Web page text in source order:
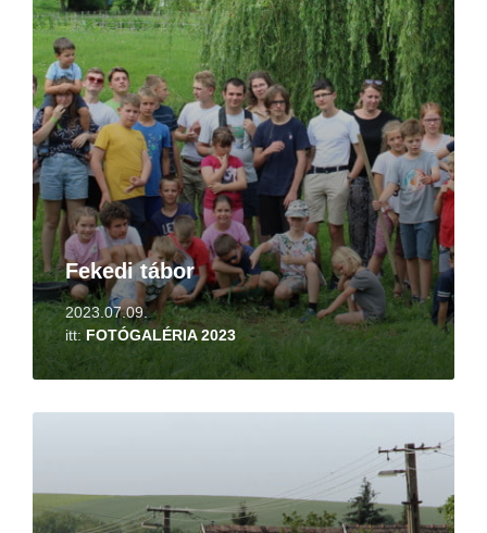
Fekedi tábor
2023.07.09.
itt:FOTÓGALÉRIA 2023